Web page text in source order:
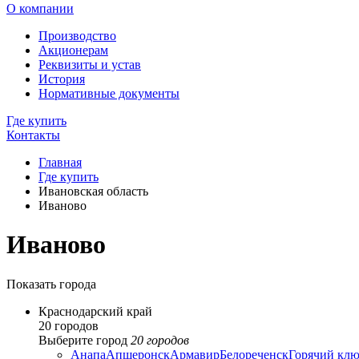
О компании
Производство
Акционерам
Реквизиты и устав
История
Нормативные документы
Где купить
Контакты
Главная
Где купить
Ивановская область
Иваново
Иваново
Показать города
Краснодарский край
20 городов
Выберите город 20 городов
АнапаАпшеронскАрмавирБелореченскГорячий